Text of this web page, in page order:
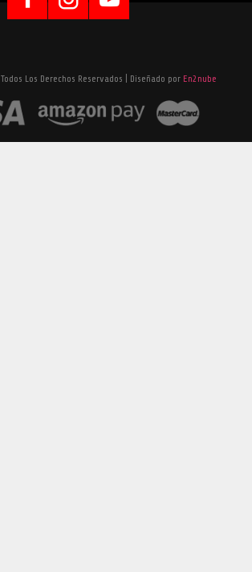
Todos Los Derechos Reservados | Diseñado por En2nube